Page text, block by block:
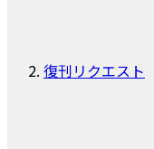
復刊リクエスト